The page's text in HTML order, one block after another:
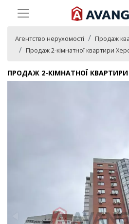
Агентство нерухомості
Продаж
Продаж 2-кімнатної квартири
ПРОДАЖ 2-КІМНАТНОЇ КВАРТИРИ